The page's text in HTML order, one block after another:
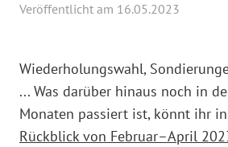
Veröffentlicht am 16.05.2023
Wiederholungswahl,
... Was darüber hinaus noch in
Monaten passiert ist, könnt ihr
Rückblick von Februar–April